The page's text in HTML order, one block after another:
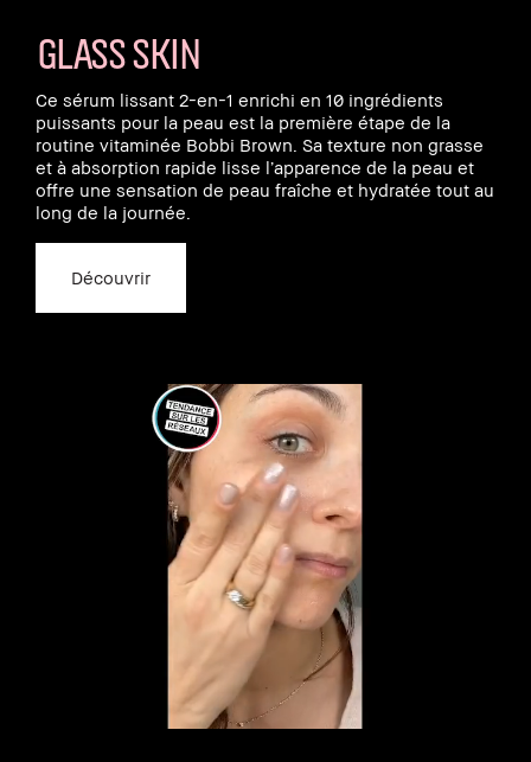
GLASS SKIN
Ce sérum lissant 2-en-1 enrichi en 10 ingrédients
puissants pour la peau est la première étape de la
routine vitaminée Bobbi Brown. Sa texture non grasse
et à absorption rapide lisse l’apparence de la peau et
offre une sensation de peau fraîche et hydratée tout au
long de la journée.
Découvrir